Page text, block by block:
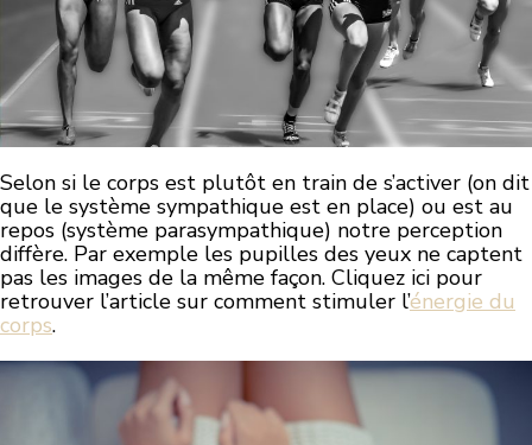
Selon si le corps est plutôt en train de s’activer (on dit
que le système sympathique est en place) ou est au
repos (système parasympathique) notre perception
diffère. Par exemple les pupilles des yeux ne captent
pas les images de la même façon. Cliquez ici pour
retrouver l’article sur comment stimuler l’énergie du
corps.